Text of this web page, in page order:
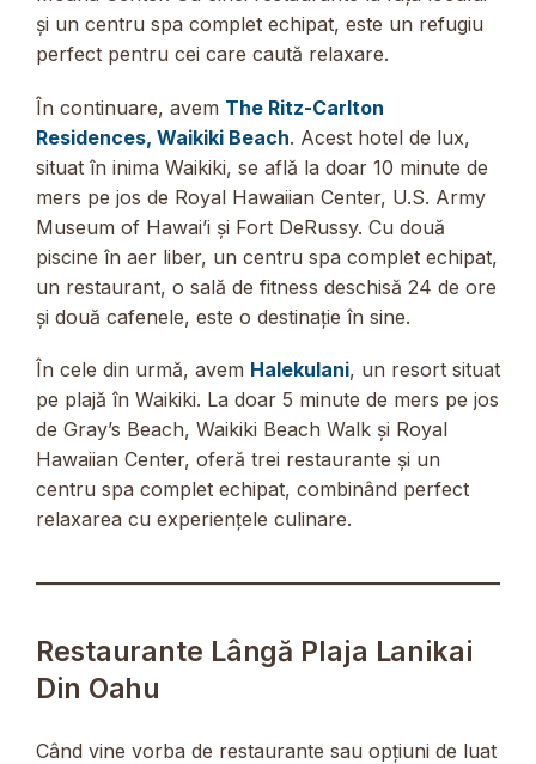
și un centru spa complet echipat, este un refugiu
perfect pentru cei care caută relaxare.
În continuare, avem The Ritz-Carlton
Residences, Waikiki Beach. Acest hotel de lux,
situat în inima Waikiki, se află la doar 10 minute de
mers pe jos de Royal Hawaiian Center, U.S. Army
Museum of Hawai’i și Fort DeRussy. Cu două
piscine în aer liber, un centru spa complet echipat,
un restaurant, o sală de fitness deschisă 24 de ore
și două cafenele, este o destinație în sine.
În cele din urmă, avem Halekulani, un resort situat
pe plajă în Waikiki. La doar 5 minute de mers pe jos
de Gray’s Beach, Waikiki Beach Walk și Royal
Hawaiian Center, oferă trei restaurante și un
centru spa complet echipat, combinând perfect
relaxarea cu experiențele culinare.
Restaurante Lângă Plaja Lanikai
Din Oahu
Când vine vorba de restaurante sau opțiuni de luat